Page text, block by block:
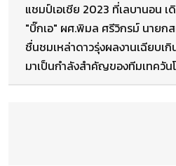
แชมป์เอเชีย 2023 ที่เลบานอน
"บิ๊กเอ" ผศ.พิมล ศรีวิกรม์​ นายก
ชื่นชมเหล่าดาวรุ่งผลงานเฉียบเ
มาเป็นกำลังสำคัญของทีมเทควัน